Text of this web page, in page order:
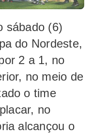
sábado (6)
do Nordeste,
2 a 1, no
no meio de
o time
no
alcançou o